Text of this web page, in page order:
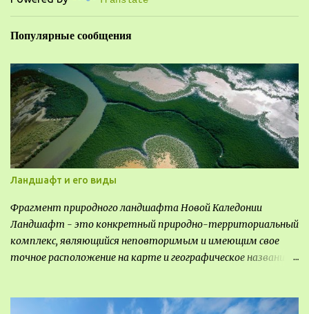
о
м
е
т
а
р
и
й
Популярные сообщения
Ландшафт и его виды
Фрагмент природного ландшафта Новой Каледонии
Ландшафт - это конкретный природно-территориальный
комплекс, являющийся неповторимым и имеющим свое
точное расположение на карте и географическое название.
видом деятельность происходящей на них. Одни